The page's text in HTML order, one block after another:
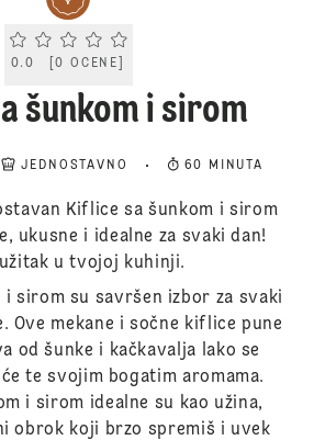
Current rating 0.0. Click to rate.
0.0 [0 OCENE
šunkom i sirom
JEDNOSTAVNO 60 MINUTA
Kiflice sa šunkom i sirom
ukusne i idealne za svaki dan!
u tvojoj kuhinji.
i sirom su savršen izbor za svaki
Ove mekane i sočne kiflice pune
od šunke i kačkavalja lako se
te svojim bogatim aromama.
i sirom idealne su kao užina,
obrok koji brzo spremiš i uvek